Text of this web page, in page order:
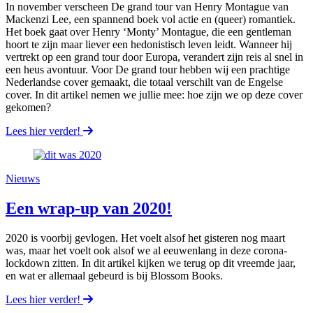
In november verscheen De grand tour van Henry Montague van
Mackenzi Lee, een spannend boek vol actie en (queer) romantiek.
Het boek gaat over Henry ‘Monty’ Montague, die een gentleman
hoort te zijn maar liever een hedonistisch leven leidt. Wanneer hij
vertrekt op een grand tour door Europa, verandert zijn reis al snel in
een heus avontuur. Voor De grand tour hebben wij een prachtige
Nederlandse cover gemaakt, die totaal verschilt van de Engelse
cover. In dit artikel nemen we jullie mee: hoe zijn we op deze cover
gekomen?
Lees hier verder!
Nieuws
Een wrap-up van 2020!
2020 is voorbij gevlogen. Het voelt alsof het gisteren nog maart
was, maar het voelt ook alsof we al eeuwenlang in deze corona-
lockdown zitten. In dit artikel kijken we terug op dit vreemde jaar,
en wat er allemaal gebeurd is bij Blossom Books.
Lees hier verder!